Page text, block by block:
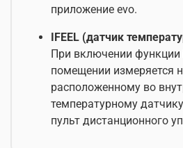
приложение evo.
IFEEL (датчик
При включении функции
помещении измеряется
расположенному во
температурному
пульт дистанционного